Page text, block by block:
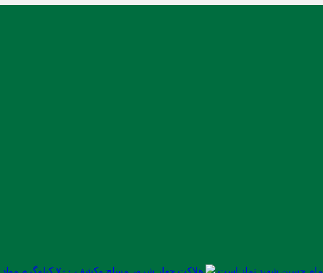
امام حسین شهید نماز است هلاکت چهار شرور مسلح وکشف ۷۰۰ کیلوگرم مواد مخدر